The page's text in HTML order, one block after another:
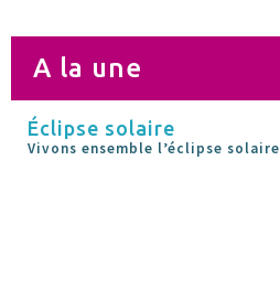
A la une
Éclipse solaire
Vivons ensemble l’éclipse solaire